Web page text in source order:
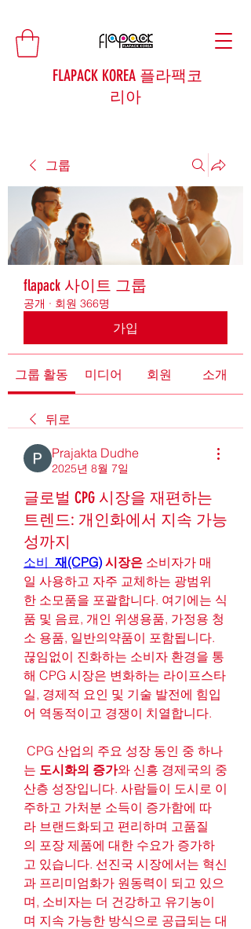
FLAPACK KOREA 플라팩코
리아
그룹
flapack 사이트 그룹
공개 · 회원 366명
가입
그룹 활동 미디어 회원 소개
뒤로
Prajakta Dudhe
2025년 8월 7일
글로벌 CPG 시장을 재편하는
트렌드: 개인화에서 지속 가능
성까지
소비 재(CPG) 시장은 소비자가 매
일 사용하고 자주 교체하는 광범위
한 소모품을 포괄합니다. 여기에는 식
품 및 음료, 개인 위생용품, 가정용 청
소 용품, 일반의약품이 포함됩니다.
끊임없이 진화하는 소비자 환경을 통
해 CPG 시장은 변화하는 라이프스타
일, 경제적 요인 및 기술 발전에 힘입
어 역동적이고 경쟁이 치열합니다.
CPG 산업의 주요 성장 동인 중 하나
는 도시화의 증가와 신흥 경제국의 중
산층 성장입니다. 사람들이 도시로 이
주하고 가처분 소득이 증가함에 따
라 브랜드화되고 편리하며 고품질
의 포장 제품에 대한 수요가 증가하
고 있습니다. 선진국 시장에서는 혁신
과 프리미엄화가 원동력이 되고 있으
며, 소비자는 더 건강하고 유기농이
며 지속 가능한 방식으로 공급되는 대